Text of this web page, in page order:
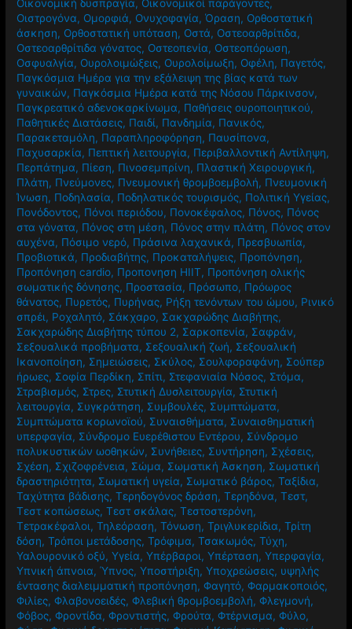
Οδοντοστοιχία,Όζον,οικιακά,Οικολογική συνείδηση
Οικονομική δυσπραγία ,Οικονομικοί παράγοντες,
Οιστρογόνα,Ομορφιά ,Ονυχοφαγία ,Όραση,Ορθοστατική
άσκηση,Ορθοστατική υπόταση,Οστά ,Οστεοαρθρίτιδα
Οστεοαρθρίτιδα γόνατος,Οστεοπενία,Οστεοπόρωση,
Οσφυαλγία , Ουρολοιμώξεις,Ουρολοίμωξη,Οφέλη ,Παγετός
Παγκόσμια Ημέρα για την εξάλειψη της βίας κατά των
γυναικών,Παγκόσμια Ημέρα κατά της Νόσου Πάρκινσον
Παγκρεατικό αδενοκαρκίνωμα,Παθήσεις ουροποιητικού
Παθητικές Διατάσεις,Παιδί,Πανδημία ,Πανικός,
Παρακεταμόλη,Παραπληροφόρηση,Παυσίπονα,
Παχυσαρκία ,Πεπτική λειτουργία, Περιβαλλοντική Αντίληψη
Περπάτημα,Πίεση, Πινοσεμπρίνη,Πλαστική Χειρουργική,
Πλάτη,Πνεύμονες,Πνευμονική θρομβοεμβολή,Πνευμονική
Ίνωση,Ποδηλασία, Ποδηλατικός τουρισμός, Πολιτική Υγείας
Πονόδοντος , Πόνοι περιόδου, Πονοκέφαλος,Πόνος,Πόνος
στα γόνατα,Πόνος στη μέση,Πόνος στην πλάτη,Πόνος στον
αυχένα,Πόσιμο νερό,Πράσινα λαχανικά, Πρεσβυωπία
Προβιοτικά,Προδιαβήτης,Προκαταλήψεις,Προπόνηση,
Προπόνηση cardio,Προπονηση HIIT,Προπόνηση ολικής
σωματικής δόνησης,Προστασία,Πρόσωπο, Πρόωρος
θάνατος ,Πυρετός ,Πυρήνας ,Ρήξη τενόντων του ώμου
σπρέι,Ροχαλητό,Σάκχαρο,Σακχαρώδης Διαβήτης,
Σακχαρώδης Διαβήτης τύπου 2,Σαρκοπενία,Σαφράν,
Σεξουαλικά προβήματα,Σεξουαλική ζωή,Σεξουαλική
Ικανοποίηση, Σημειώσεις,Σκύλος,Σουλφοραφάνη,Σούπερ
ήρωες,Σοφία Περδίκη,Σπίτι,Στεφανιαία Νόσος,Στόμα
Στραβισμός ,Στρες,Στυτική Δυσλειτουργία,Στυτική
λειτουργία,Συγκράτηση, Συμβουλές,Συμπτώματα,
Συμπτώματα κορωνοϊού,Συναισθήματα,Συναισθηματική
υπερφαγία,Σύνδρομο Ευερέθιστου Εντέρου,Σύνδρομο
πολυκυστικών ωοθηκών,Συνήθειες,Συντήρηση ,Σχέσεις,
Σχέση,Σχιζοφρένεια,Σώμα,Σωματική Άσκηση,Σωματική
δραστηριότητα,Σωματική υγεία,Σωματικό βάρος, Ταξίδια
Ταχύτητα βάδισης,Τερηδογόνος δράση ,Τερηδόνα
Τεστ κοπώσεως,Τεστ σκάλας,Τεστοστερόνη,
Τετρακέφαλοι,Τηλεόραση ,Τόνωση,Τριγλυκερίδια,Τρίτη
δόση,Τρόποι μετάδοσης, Τρόφιμα,Τσακωμός,Τύχη,
Υαλουρονικό οξύ,Υγεία , Υπέρβαροι, Υπέρταση,Υπερφαγία
Υπνική άπνοια,Ύπνος,Υποστήριξη ,Υποχρεώσεις,υψηλής
έντασης διαλειμματική προπόνηση,Φαγητό,Φαρμακοποιός
Φιλίες, Φλαβονοειδές,Φλεβική θρομβοεμβολή,Φλεγμονή